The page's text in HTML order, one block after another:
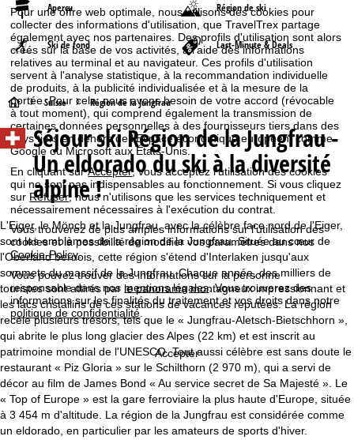
Pour une offre web optimale, nous utilisons des cookies pour
collecter des informations d'utilisation, que TravelTrex partage
également avec nos partenaires. Des profils d'utilisation sont alors
créés sur la base de vos activités, à l'aide des informations
relatives au terminal et au navigateur. Ces profils d'utilisation
servent à l'analyse statistique, à la recommandation individuelle
de produits, à la publicité individualisée et à la mesure de la
portée. Pour cela, nous avons besoin de votre accord (révocable
à tout moment), qui comprend également la transmission de
certaines données personnelles à des fournisseurs tiers dans des
pays tiers en dehors de l'Espace économique européen, comme
Google ou Microsoft aux États-Unis.
En cliquant surAccepter, vous acceptez l'utilisation des cookies
qui ne sont pas indispensables au fonctionnement. Si vous cliquez
sur Refuser, nous n'utilisons que les services techniquement et
nécessairement nécessaires à l'exécution du contrat.
Vous trouverez de plus amples informations sur l'utilisation des
cookies et la possibilité de modifier vos paramètres dans nos
Cookie-Policy.
Vous pouvez trouver des informations sur la personne
responsable dans nosmentions légales. Vous trouverez des
informations sur les finalités du traitement et vos droits dans notre
politique de confidentialité.
Accepter
Aperçu Région de ski
Ski de fond Last-Minute & Deals
P
a
e
d
'
a
c
e
Suisse Région de la Jungfrau
Séjour ski Région de la Jungfrau -
Un eldorado du ski à la diversité
alpine !
L'Eiger, le Mönch et la Jungfrau, avec la célèbre face nord de l'Eiger,
sont les emblèmes de la région de la Jungfrau. Située au cœur de
l'Oberland bernois, cette région s'étend d'Interlaken jusqu'aux
sommets du massif de la Jungfrau. Chaque année, des milliers de
touristes sont attirés par le panorama montagneux impressionnant et
les lacs cristallins de ces stations de vacances réputées. La région
recèle plusieurs trésors, tels que le « Jungfrau-Aletsch-Bietschhorn »,
qui abrite le plus long glacier des Alpes (22 km) et est inscrit au
patrimoine mondial de l'UNESCO. Tout aussi célèbre est sans doute le
restaurant « Piz Gloria » sur le Schilthorn (2 970 m), qui a servi de
décor au film de James Bond « Au service secret de Sa Majesté ». Le
« Top of Europe » est la gare ferroviaire la plus haute d'Europe, située
à 3 454 m d'altitude. La région de la Jungfrau est considérée comme
un eldorado, en particulier par les amateurs de sports d'hiver.